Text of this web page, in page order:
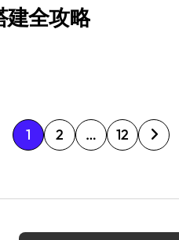
全攻略
文
分
页
1 2 … 12